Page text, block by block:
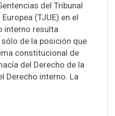
del Tribunal
(TJUE) en el
interno resulta
de la posición que
constitucional de
del Derecho de la
Derecho interno. La